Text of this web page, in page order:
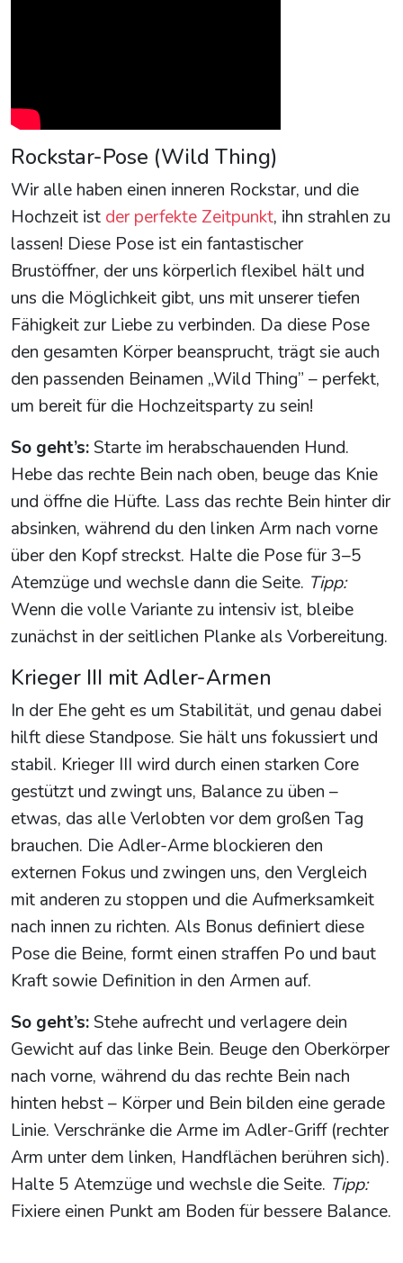
Rockstar-Pose (Wild Thing)
Wir alle haben einen inneren Rockstar, und die
Hochzeit ist der perfekte Zeitpunkt, ihn strahlen zu
lassen! Diese Pose ist ein fantastischer
Brustöffner, der uns körperlich flexibel hält und
uns die Möglichkeit gibt, uns mit unserer tiefen
Fähigkeit zur Liebe zu verbinden. Da diese Pose
den gesamten Körper beansprucht, trägt sie auch
den passenden Beinamen „Wild Thing” – perfekt,
um bereit für die Hochzeitsparty zu sein!
So geht’s: Starte im herabschauenden Hund.
Hebe das rechte Bein nach oben, beuge das Knie
und öffne die Hüfte. Lass das rechte Bein hinter dir
absinken, während du den linken Arm nach vorne
über den Kopf streckst. Halte die Pose für 3–5
Atemzüge und wechsle dann die Seite. Tipp:
Wenn die volle Variante zu intensiv ist, bleibe
zunächst in der seitlichen Planke als Vorbereitung.
Krieger III mit Adler-Armen
In der Ehe geht es um Stabilität, und genau dabei
hilft diese Standpose. Sie hält uns fokussiert und
stabil. Krieger III wird durch einen starken Core
gestützt und zwingt uns, Balance zu üben –
etwas, das alle Verlobten vor dem großen Tag
brauchen. Die Adler-Arme blockieren den
externen Fokus und zwingen uns, den Vergleich
mit anderen zu stoppen und die Aufmerksamkeit
nach innen zu richten. Als Bonus definiert diese
Pose die Beine, formt einen straffen Po und baut
Kraft sowie Definition in den Armen auf.
So geht’s: Stehe aufrecht und verlagere dein
Gewicht auf das linke Bein. Beuge den Oberkörper
nach vorne, während du das rechte Bein nach
hinten hebst – Körper und Bein bilden eine gerade
Linie. Verschränke die Arme im Adler-Griff (rechter
Arm unter dem linken, Handflächen berühren sich).
Halte 5 Atemzüge und wechsle die Seite. Tipp:
Fixiere einen Punkt am Boden für bessere Balance.